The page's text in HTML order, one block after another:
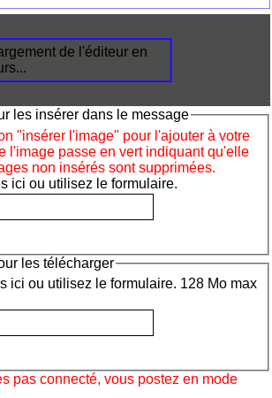
de l'éditeur en
les insérer dans le message
"insérer l'image" pour l'ajouter à votre
l'image passe en vert indiquant qu'elle
non insérés sont supprimées.
ici ou utilisez le formulaire.
les télécharger
ici ou utilisez le formulaire. 128 Mo max
pas connecté, vous postez en mode